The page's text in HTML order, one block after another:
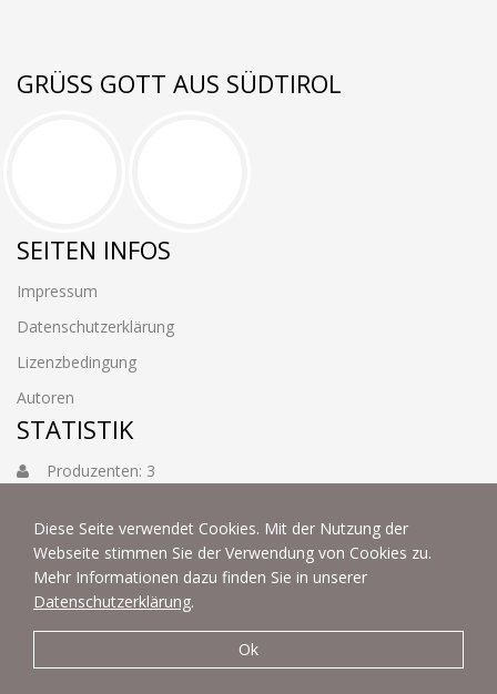
Diese Seite verwendet Cookies. Mit der Nutzung der
Webseite stimmen Sie der Verwendung von Cookies zu.
Mehr Informationen dazu finden Sie in unserer
Datenschutzerklärung.
Ok
GRÜSS GOTT AUS SÜDTIROL
SEITEN INFOS
Impressum
Datenschutzerklärung
Lizenzbedingung
Autoren
STATISTIK
Produzenten: 3
© 2022 | fotoart by Thommy & Sabine Weiss - Alle Rechte